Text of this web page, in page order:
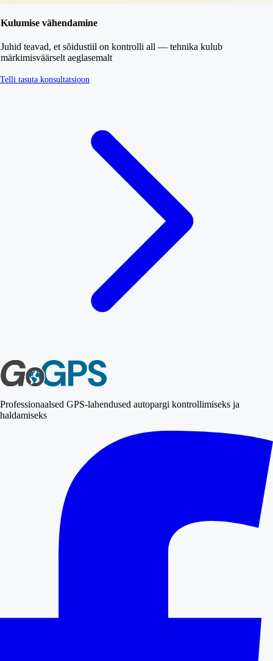
Kulumise vähendamine
Juhid teavad, et sõidustiil on kontrolli all — tehnika kulub
märkimisväärselt aeglasemalt
Telli tasuta konsultatsioon
Professionaalsed GPS-lahendused autopargi kontrollimiseks ja
haldamiseks